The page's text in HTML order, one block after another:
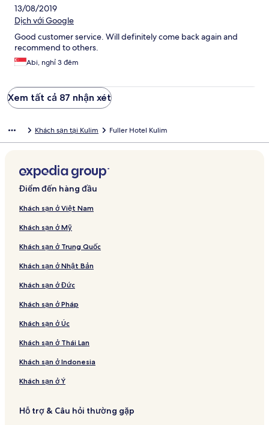
13/08/2019
Dịch với Google
Good customer service. Will definitely come back again and
recommend to others.
Abi, nghỉ 3 đêm
Xem tất cả 87 nhận xét
Khách sạn tại Kulim Fuller Hotel Kulim
Điểm đến hàng đầu
Khách sạn ở Việt Nam
Khách sạn ở Mỹ
Khách sạn ở Trung Quốc
Khách sạn ở Nhật Bản
Khách sạn ở Đức
Khách sạn ở Pháp
Khách sạn ở Úc
Khách sạn ở Thái Lan
Khách sạn ở Indonesia
Khách sạn ở Ý
Hỗ trợ & Câu hỏi thường gặp